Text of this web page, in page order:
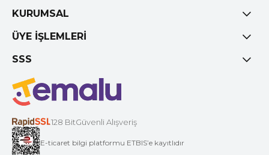
KURUMSAL
ÜYE İŞLEMLERİ
SSS
128 BitGüvenli Alışveriş
E-ticaret bilgi platformu ETBIS’e kayıtlıdır